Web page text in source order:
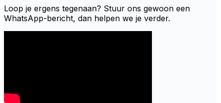
Loop je ergens tegenaan? Stuur ons gewoon een
WhatsApp-bericht, dan helpen we je verder.